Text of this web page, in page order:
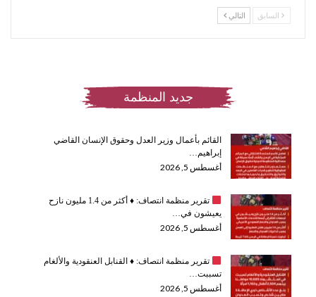
السابق التالي
جديد المنظمة
القائم بأعمال وزير العدل وحقوق الإنسان القاضي
إبراهيم…
أغسطس 5, 2026
تقرير منظمة انتصاف: ♦️
أكثر من 1.4 مليون نازح
يعيشون في…
أغسطس 5, 2026
تقرير منظمة انتصاف: ♦️القنابل العنقودية والألغام
تسببت…
أغسطس 5, 2026